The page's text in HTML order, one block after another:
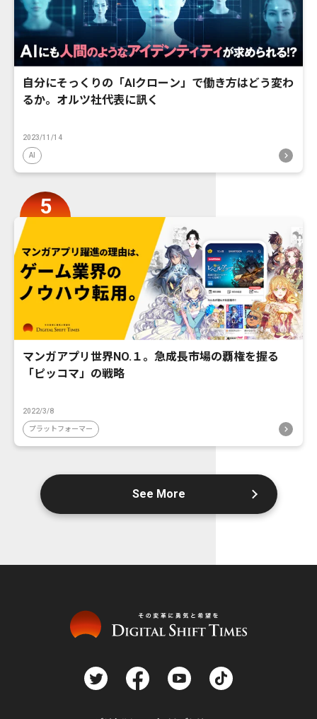
自分にそっくりの「AIクローン」で働き方はどう変わ
るか。オルツ社代表に訊く
2023/11/14
AI
マンガアプリ世界NO.１。急成長市場の覇権を握る
「ピッコマ」の戦略
2022/3/8
プラットフォーマー
See More